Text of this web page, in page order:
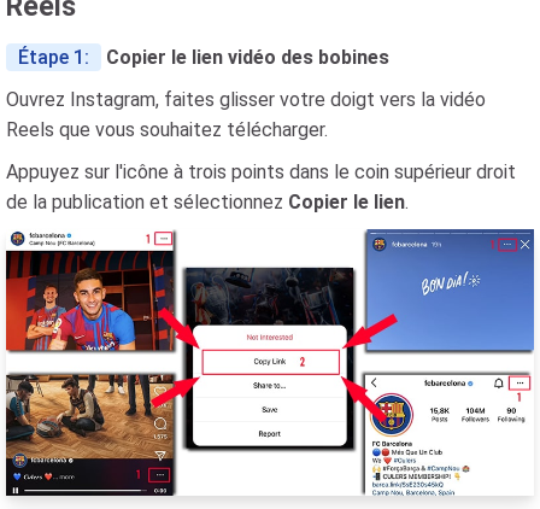
Reels
Étape 1:
Copier le lien vidéo des bobines
Ouvrez Instagram, faites glisser votre doigt vers la vidéo
Reels que vous souhaitez télécharger.
Appuyez sur l'icône à trois points dans le coin supérieur droit
de la publication et sélectionnez Copier le lien.